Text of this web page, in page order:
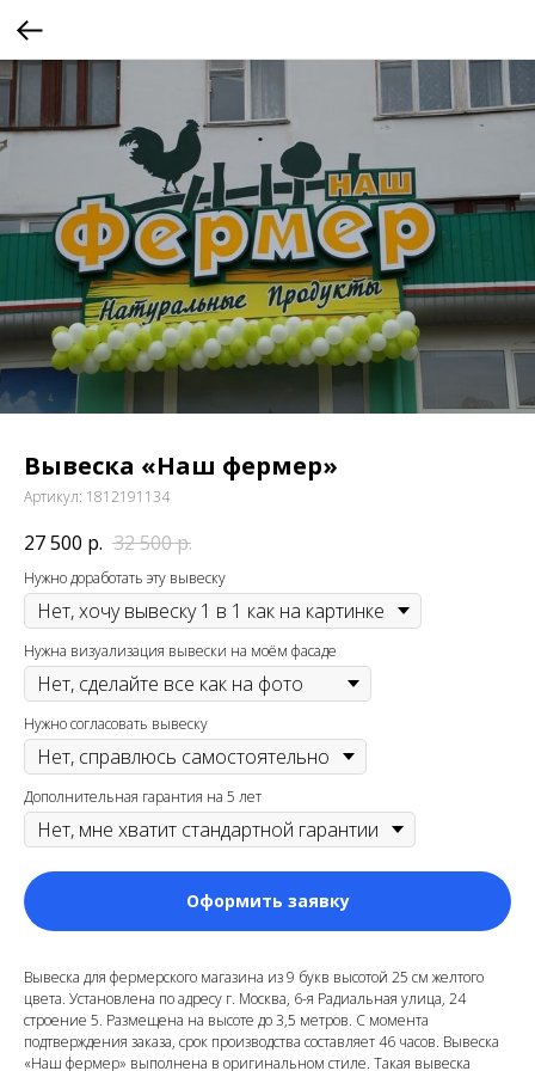
Вывеска «Наш фермер»
Артикул: 1812191134
27 500 р. 32 500р.
Нужно доработать эту вывеску
Нужна визуализация вывески на моём фасаде
Нужно согласовать вывеску
Дополнительная гарантия на 5 лет
Оформить заявку
Вывеска для фермерского магазина из 9 букв высотой 25 см желтого
цвета. Установлена по адресу г. Москва, 6-я Радиальная улица, 24
строение 5. Размещена на высоте до 3,5 метров. С момента
подтверждения заказа, срок производства составляет 46 часов. Вывеска
«Наш фермер» выполнена в оригинальном стиле. Такая вывеска